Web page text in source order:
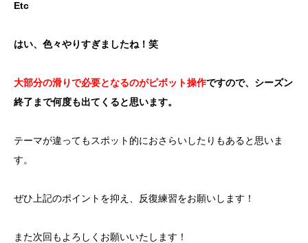
Etc
はい、色々やりすぎましたね！笑
大部分の滑りで必要となるのがピボット操作ですので、シーズン
終了まで何度も出てくると思います。
テーマが違ってもスポット的におさらいしたりもあると思いま
す。
ぜひ上記のポイントを抑え、反復練習をお願いします！
また次回もよろしくお願いいたします！